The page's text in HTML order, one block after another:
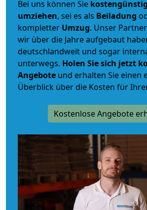
Bei uns können Sie kostengünstig
umziehen, sei es als Beiladung
kompletter Umzug. Unser
wir über die Jahre aufgebaut
deutschlandweit und sogar
unterwegs. Holen Sie sich jetzt
Angebote und erhalten Sie einen
Überblick über die Kosten für
Kostenlose Angebote